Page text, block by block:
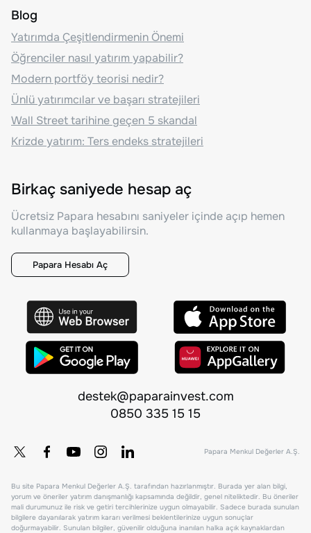
Blog
Yatırımda Çeşitlendirmenin Önemi
Öğrenciler nasıl yatırım yapabilir?
Modern portföy teorisi nedir?
Ünlü yatırımcılar ve başarı stratejileri
Wall Street tarihine geçen 5 skandal
Krizde yatırım: Ters endeks stratejileri
Birkaç saniyede hesap aç
Ücretsiz Papara hesabını saniyeler içinde açıp hemen
kullanmaya başlayabilirsin.
Papara Hesabı Aç
destek@paparainvest.com
0850 335 15 15
Papara Menkul Değerler A.Ş.
Bu site Papara Menkul Değerler A.Ş. tarafından hazırlanmıştır. Burada yer alan bilgi,
yorum ve öneriler yatırım danışmanlığı kapsamında değildir, genel niteliktedir. Bu öneriler
mali durumunuz ile risk ve getiri tercihlerinize uygun olmayabilir. Sadece burada sunulan
bilgilere dayanılarak yatırım kararı verilmesi beklentilerinize uygun sonuçlar
doğurmayabilir. Sunulan bilgiler, güvenilir olduğuna inanılan halka açık kaynaklardan